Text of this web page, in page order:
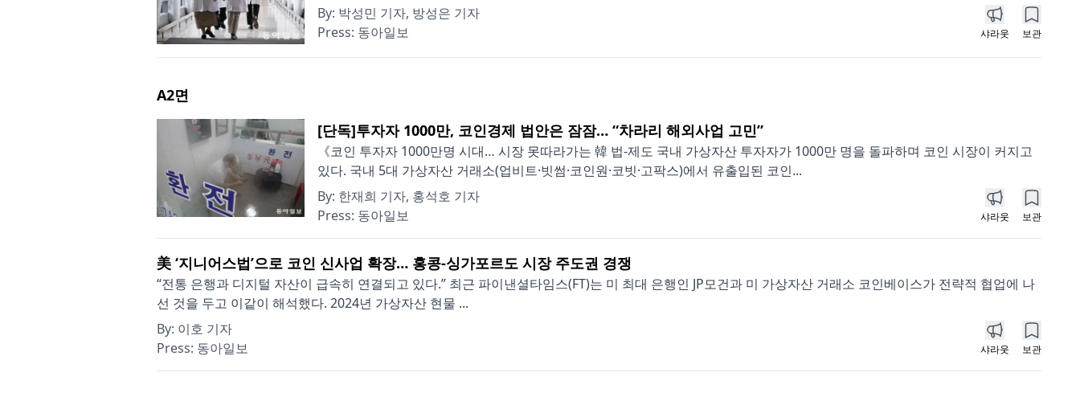
By: 박성민 기자, 방성은 기자
Press: 동아일보 샤라웃 보관
A2면
[단독]투자자 1000만, 코인경제 법안은 잠잠… “차라리 해외사업 고민”
《코인 투자자 1000만명 시대… 시장 못따라가는 韓 법-제도 국내 가상자산 투자자가 1000만 명을 돌파하며 코인 시장이 커지고
있다. 국내 5대 가상자산 거래소(업비트·빗썸·코인원·코빗·고팍스)에서 유출입된 코인...
By: 한재희 기자, 홍석호 기자
Press: 동아일보 샤라웃 보관
美 ‘지니어스법’으로 코인 신사업 확장… 홍콩-싱가포르도 시장 주도권 경쟁
“전통 은행과 디지털 자산이 급속히 연결되고 있다.” 최근 파이낸셜타임스(FT)는 미 최대 은행인 JP모건과 미 가상자산 거래소 코인베이스가 전략적 협업에 나
선 것을 두고 이같이 해석했다. 2024년 가상자산 현물 ...
By: 이호 기자
Press: 동아일보 샤라웃 보관